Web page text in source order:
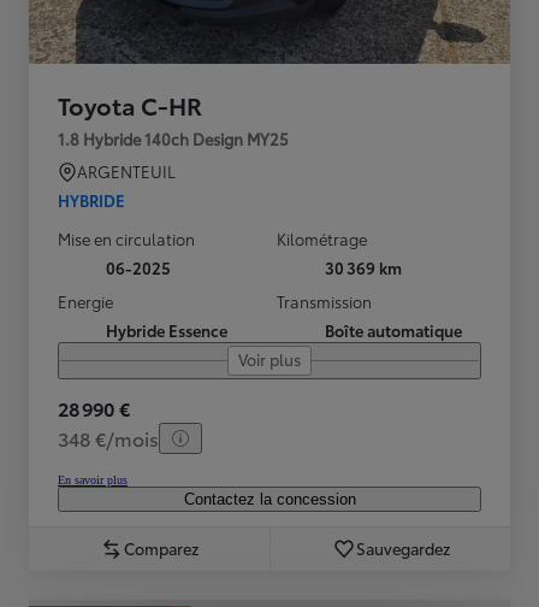
Toyota C-HR
1.8 Hybride 140ch Design MY25
ARGENTEUIL
HYBRIDE
Mise en circulation
06-2025
Kilométrage
30 369 km
Energie
Hybride Essence
Transmission
Boîte automatique
Voir plus
28 990 €
348 €/mois
En savoir plus
Contactez la concession
Comparez Sauvegardez